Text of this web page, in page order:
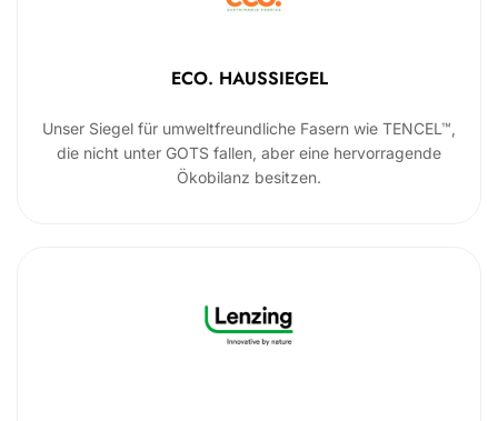
ECO. HAUSSIEGEL
Unser Siegel für umweltfreundliche Fasern wie TENCEL™,
die nicht unter GOTS fallen, aber eine hervorragende
Ökobilanz besitzen.